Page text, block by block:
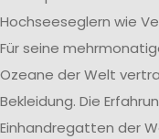
Hochseeseglern wie
Für seine
Ozeane der Welt
Bekleidung. Die
Einhandregatten der